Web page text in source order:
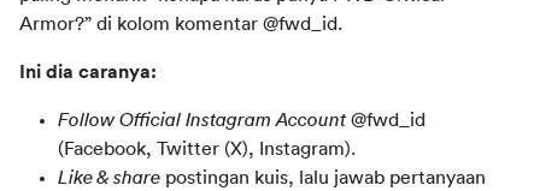
Armor?” di kolom komentar @fwd_id.
Ini dia caranya:
Follow Official Instagram Account @fwd_id
(Facebook, Twitter (X), Instagram).
Like & share postingan kuis, lalu jawab pertanyaan